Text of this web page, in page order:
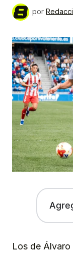
por
Los de Álvaro